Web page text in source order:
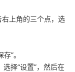
上角的三个点，选
”。
择“设置”，然后在